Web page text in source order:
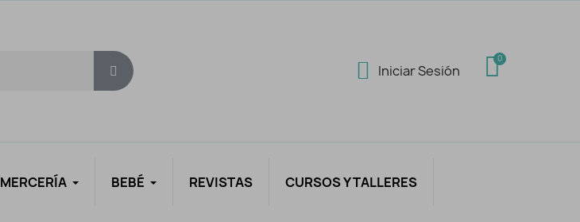
Iniciar Sesión
MERCERÍA BEBÉ REVISTAS CURSOS Y TALLERES